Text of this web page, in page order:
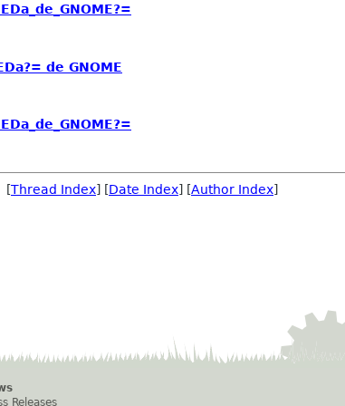
de GNOME
[Thread Index] [Date Index] [Author Index]
Releases